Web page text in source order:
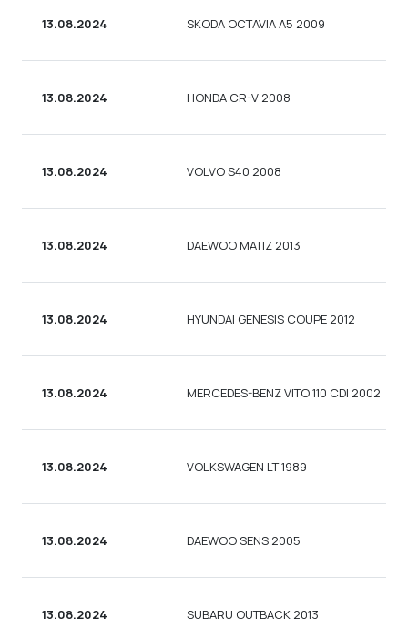
13.08.2024 SKODA OCTAVIA A5 2009
13.08.2024 HONDA CR-V 2008
13.08.2024 VOLVO S40 2008
13.08.2024 DAEWOO MATIZ 2013
13.08.2024 HYUNDAI GENESIS COUPE 2012
13.08.2024 MERCEDES-BENZ VITO 110 CDI 2002
13.08.2024 VOLKSWAGEN LT 1989
13.08.2024 DAEWOO SENS 2005
13.08.2024 SUBARU OUTBACK 2013